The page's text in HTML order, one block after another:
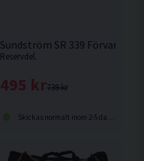
Sundström SR 339
Reservdel.
739 kr
495 kr
Skickas normalt inom 2-5 dagar